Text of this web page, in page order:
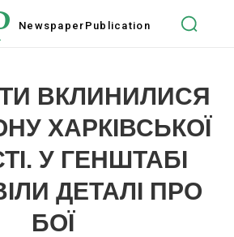
Newspaper Publication
ВКЛИНИЛИСЯ
ХАРКІВСЬКОЇ
У ГЕНШТАБІ
ДЕТАЛІ ПРО
БОЇ